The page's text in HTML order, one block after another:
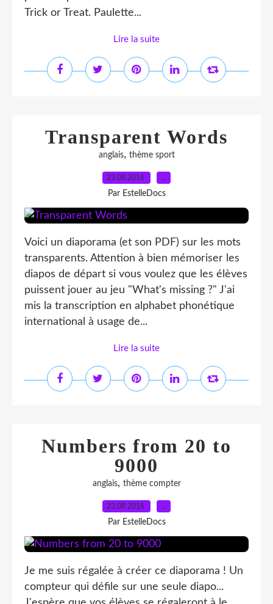
Trick or Treat. Paulette...
Lire la suite
Transparent Words
anglais, thème sport
23.08.2016 …
Par EstelleDocs
Voici un diaporama (et son PDF) sur les mots
transparents. Attention à bien mémoriser les
diapos de départ si vous voulez que les élèves
puissent jouer au jeu "What's missing ?" J'ai
mis la transcription en alphabet phonétique
international à usage de...
Lire la suite
Numbers from 20 to
9000
anglais, thème compter
23.08.2016 …
Par EstelleDocs
Je me suis régalée à créer ce diaporama ! Un
compteur qui défile sur une seule diapo...